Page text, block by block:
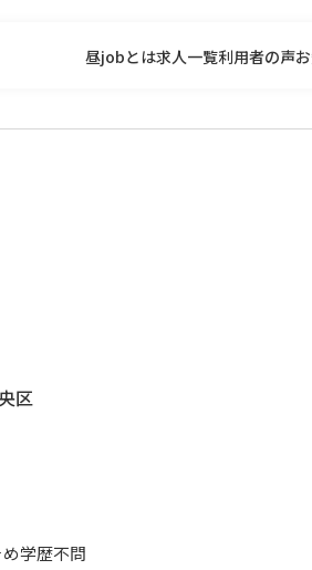
昼jobとは求人一覧利用者の声
区
学歴不問